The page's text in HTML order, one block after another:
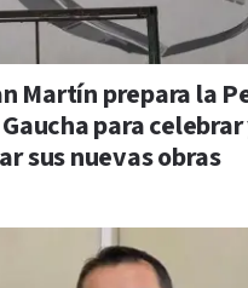
Martín prepara la
para celebrar
sus nuevas obras